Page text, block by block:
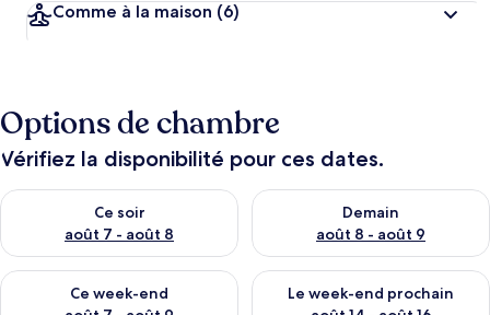
Comme à la maison (6)
Options de chambre
Vérifiez la disponibilité pour ces dates.
Ce soir
août 7 - août 8
Vérifier la disponibilité pour ce soir août 7 - août 8
Demain
août 8 - août 9
Vérifier la disponibilité pour
Ce week-end
Vérifier la disponibilité pour ce week-end août 7 - août 9
Le week-end prochain
Vérifier la disponibilité pour